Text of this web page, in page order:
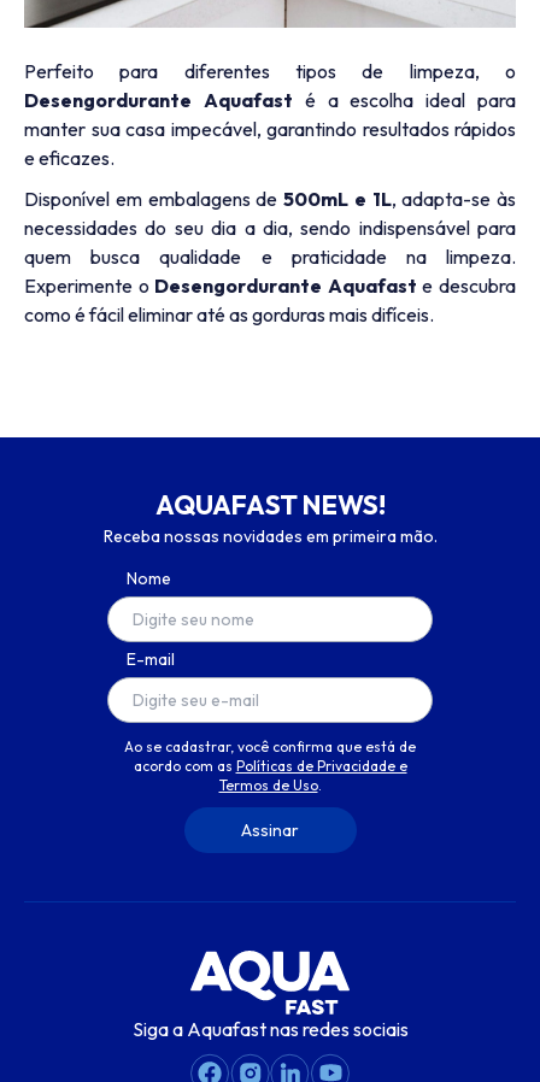
Perfeito para diferentes tipos de limpeza, o
Desengordurante Aquafast é a escolha ideal para
manter sua casa impecável, garantindo resultados rápidos
e eficazes.
Disponível em embalagens de 500mL e 1L, adapta-se às
necessidades do seu dia a dia, sendo indispensável para
quem busca qualidade e praticidade na limpeza.
Experimente o Desengordurante Aquafast e descubra
como é fácil eliminar até as gorduras mais difíceis.
AQUAFAST NEWS!
Receba nossas novidades em primeira mão.
Nome
E-mail
Ao se cadastrar, você confirma que está de
acordo com as Políticas de Privacidade e
Termos de Uso.
Siga a Aquafast nas redes sociais